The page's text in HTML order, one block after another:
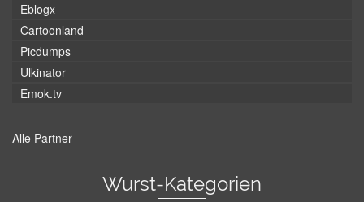
Eblogx
Cartoonland
Picdumps
Ulkinator
Emok.tv
Alle Partner
Wurst-Kategorien